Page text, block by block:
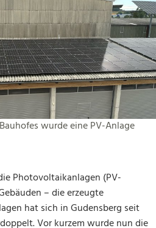
wurde eine PV-Anlage
Photovoltaikanlagen (PV-
– die erzeugte
hat sich in Gudensberg seit
Vor kurzem wurde nun die